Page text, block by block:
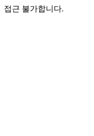
접근 불가합니다.